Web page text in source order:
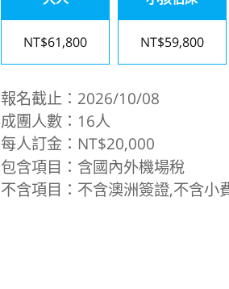
NT$61,800 NT$59,800
報名截止：2026/10/08
成團人數：16人
每人訂金：NT$20,000
包含項目：含國內外機場稅
不含項目：不含澳洲簽證,不含小